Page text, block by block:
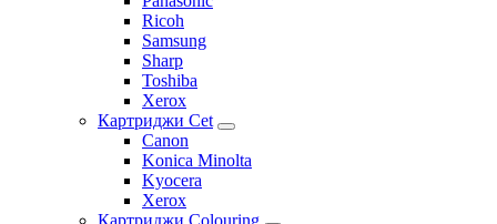
Ricoh
Samsung
Sharp
Toshiba
Xerox
Картриджи Cet
Canon
Konica Minolta
Kyocera
Xerox
Картриджи Colouring